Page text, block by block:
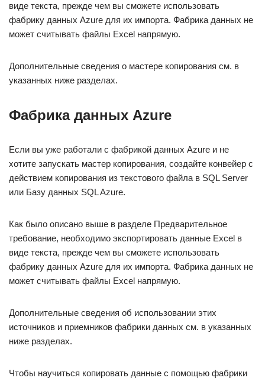
виде текста, прежде чем вы сможете использовать
фабрику данных Azure для их импорта. Фабрика данных не
может считывать файлы Excel напрямую.
Дополнительные сведения о мастере копирования см. в
указанных ниже разделах.
Фабрика данных Azure
Если вы уже работали с фабрикой данных Azure и не
хотите запускать мастер копирования, создайте конвейер с
действием копирования из текстового файла в SQL Server
или Базу данных SQL Azure.
Как было описано выше в разделе Предварительное
требование, необходимо экспортировать данные Excel в
виде текста, прежде чем вы сможете использовать
фабрику данных Azure для их импорта. Фабрика данных не
может считывать файлы Excel напрямую.
Дополнительные сведения об использовании этих
источников и приемников фабрики данных см. в указанных
ниже разделах.
Чтобы научиться копировать данные с помощью фабрики